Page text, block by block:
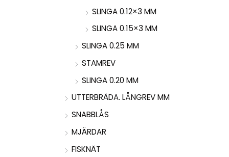
SLINGA 0.12×3 MM
SLINGA 0.15×3 MM
SLINGA 0.25 MM
STAMREV
SLINGA 0.20 MM
UTTERBRÄDA. LÅNGREV MM
SNABBLÅS
MJÄRDAR
FISKNÄT